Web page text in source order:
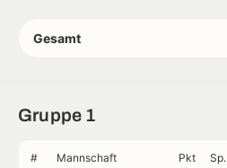
Gesamt
Gruppe 1
# Mannschaft Pkt Sp.